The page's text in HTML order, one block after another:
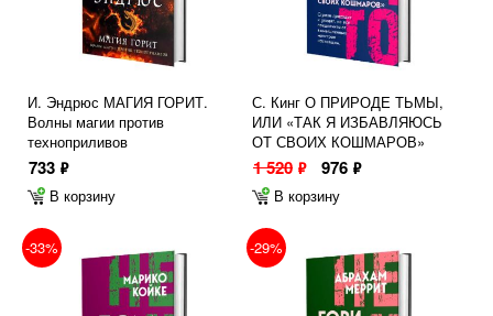
И. Эндрюс МАГИЯ ГОРИТ.
Волны магии против
техноприливов
733 ф
В корзину
С. Кинг О ПРИРОДЕ ТЬМЫ,
ИЛИ «ТАК Я ИЗБАВЛЯЮСЬ
ОТ СВОИХ КОШМАРОВ»
1 520 ф 976 ф
В корзину
-33% -29%